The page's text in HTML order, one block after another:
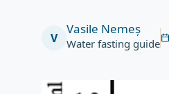
V
Vasile Nemeș
Water fasting guide